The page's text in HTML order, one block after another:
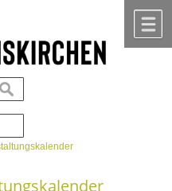
suchen